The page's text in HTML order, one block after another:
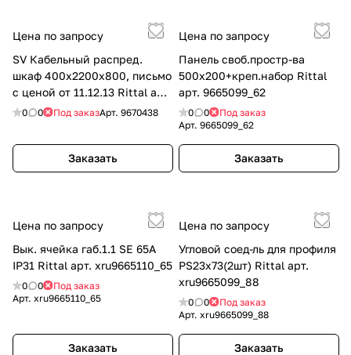
Цена по запросу
SV Кабельный распред.
шкаф 400x2200x800, письмо
с ценой от 11.12.13 Rittal арт.
9670438
0 0 Под заказАрт. 9670438
Заказать
Цена по запросу
Панель своб.простр-ва
500х200+креп.набор Rittal
арт. 9665099_62
0 0
Под заказ
Арт. 9665099_62
Заказать
Цена по запросу
Вык. ячейка габ.1.1 SE 65А
IP31 Rittal арт. xru9665110_65
0 0
Под заказ
Арт. xru9665110_65
Заказать
Цена по запросу
Угловой соед-ль для профиля
PS23х73(2шт) Rittal арт.
xru9665099_88
0 0
Под заказ
Арт. xru9665099_88
Заказать